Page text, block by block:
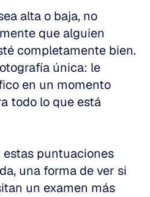
alta o baja, no
que alguien
completamente bien.
única: le
en un momento
todo lo que está
puntuaciones
una forma de ver si
un examen más